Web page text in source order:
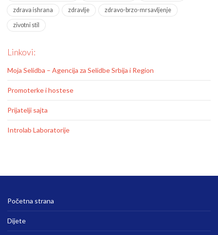
zdrava ishrana zdravlje zdravo-brzo-mrsavljenje
zivotni stil
Linkovi:
Moja Selidba – Agencija za Selidbe Srbija i Region
Promoterke i hostese
Prijatelji sajta
Introlab Laboratorije
Početna strana
Dijete